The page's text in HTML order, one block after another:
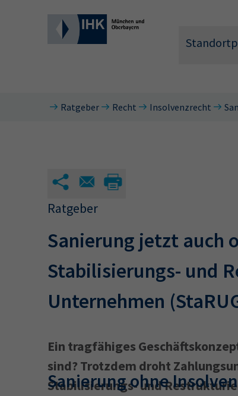
Hier
34a
AEVO
Ratgeber Recht Insolvenzrecht
Ratgeber
Sanierung jetzt auch
Stabilisierungs- und
Unternehmen
Ein tragfähiges
sind? Trotzdem droht
Stabilisierungs- und
Sanierung ohne